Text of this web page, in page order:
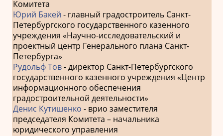
Комитета
Юрий Бакей - главный градостроитель Санкт-
Петербургского государственного казенного
учреждения «Научно-исследовательский и
проектный центр Генерального плана Санкт-
Петербурга»
Рудольф Тов- директор Санкт-Петербургского
государственного казенного учреждения «Центр
информационного обеспечения
градостроительной деятельности»
Денис Кутишенко - врио заместителя
председателя Комитета – начальника
юридического управления